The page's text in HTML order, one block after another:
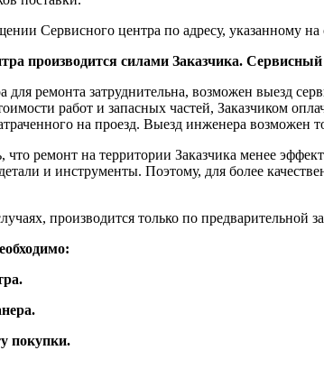
Сервисного центра по адресу, указанному на
производится силами Заказчика.
для ремонта затруднительна, возможен выезд
работ и запасных частей, Заказчиком
на проезд. Выезд инженера возможен
ремонт на территории Заказчика менее
и инструменты. Поэтому, для более
производится только по предварительной
покупки.